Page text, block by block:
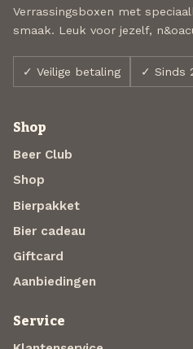
Verrassingsboxen met
smaak. Leuk voor jezelf,
✓ Veilige betaling ✓ Sinds
Shop
Beer Club
Shop
Bierpakket
Bier cadeau
Giftcard
Aanbiedingen
Service